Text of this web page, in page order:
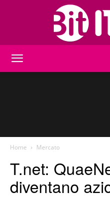
Home Mercato
T.net:
diventano